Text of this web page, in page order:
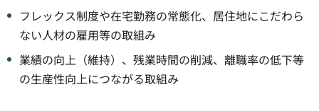
フレックス制度や在宅勤務の常態化、居住地にこだわら
ない人材の雇用等の取組み
業績の向上（維持）、残業時間の削減、離職率の低下等
の生産性向上につながる取組み